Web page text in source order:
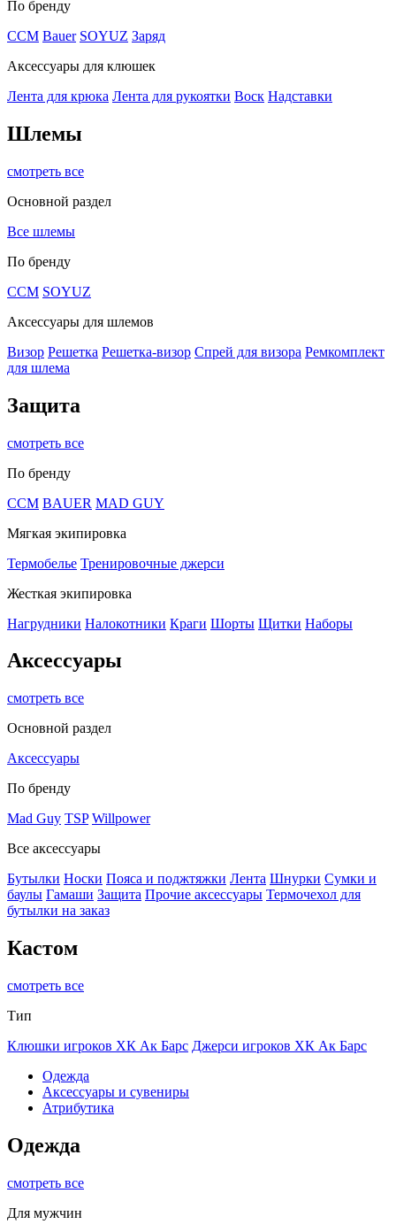
По бренду
CCM Bauer SOYUZ Заряд
Аксессуары для клюшек
Лента для крюка Лента для рукоятки Воск Надставки
Шлемы
смотреть все
Основной раздел
Все шлемы
По бренду
CCM SOYUZ
Аксессуары для шлемов
Визор Решетка Решетка-визор Спрей для визора Ремкомплект
для шлема
Защита
смотреть все
По бренду
CCM BAUER MAD GUY
Мягкая экипировка
Термобелье Тренировочные джерси
Жесткая экипировка
Нагрудники Налокотники Краги Шорты Щитки Наборы
Аксессуары
смотреть все
Основной раздел
Аксессуары
По бренду
Mad Guy TSP Willpower
Все аксессуары
Бутылки Носки Пояса и поджтяжки Лента Шнурки Сумки и
баулы Гамаши Защита Прочие аксессуары Термочехол для
бутылки на заказ
Кастом
смотреть все
Тип
Клюшки игроков ХК Ак Барс Джерси игроков ХК Ак Барс
Одежда
Аксессуары и сувениры
Атрибутика
Одежда
смотреть все
Для мужчин